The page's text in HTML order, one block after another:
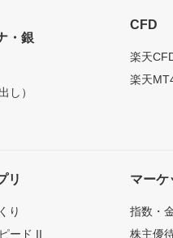
・銀
し）
CFD
楽天
楽天
リ
り
ード II
マーケ
指数・
株主優